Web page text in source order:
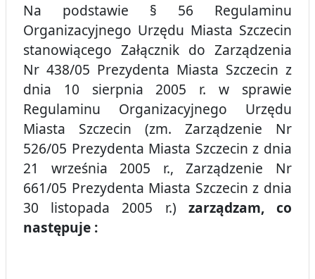
Na podstawie § 56 Regulaminu
Organizacyjnego Urzędu Miasta Szczecin
stanowiącego Załącznik do Zarządzenia
Nr 438/05 Prezydenta Miasta Szczecin z
dnia 10 sierpnia 2005 r. w sprawie
Regulaminu Organizacyjnego Urzędu
Miasta Szczecin (zm. Zarządzenie Nr
526/05 Prezydenta Miasta Szczecin z dnia
21 września 2005 r., Zarządzenie Nr
661/05 Prezydenta Miasta Szczecin z dnia
30 listopada 2005 r.) zarządzam, co
następuje :